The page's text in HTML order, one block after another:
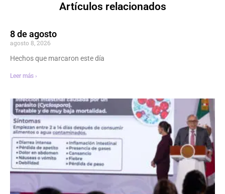
Artículos relacionados
8 de agosto
agosto 8, 2026
Hechos que marcaron este día
Leer más ›